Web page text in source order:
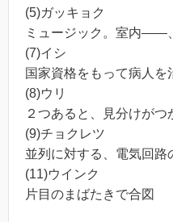
(5)ガッキョク
ミュージック。室内
(7)イシ
国家資格をもって病人を
(8)ウリ
２つあると、見分けがつ
(9)チョクレツ
並列に対する、電気回路
(11)ウインク
片目のまばたきで合図